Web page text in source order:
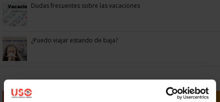
Dudas frecuentes sobre las vacaciones
¿Puedo viajar estando de baja?